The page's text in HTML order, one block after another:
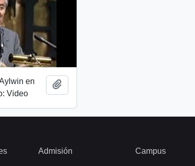
en
Video
Admisión Campus